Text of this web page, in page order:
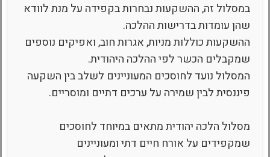
במסלול זה, ההשקעות נבחרות בקפידה על מנת לוודא
שהן עומדות בדרישות ההלכה.
ההשקעות כוללות מניות, אגרות חוב, ואפיקים נוספים
שמקבלים הכשר לפי ההלכה היהודית.
המסלול נועד לחוסכים המעוניינים לשלב בין השקעה
פיננסית לבין שמירה על ערכים דתיים ומוסריים.
מסלול הלכה יהודית מתאים במיוחד לחוסכים
שמקפידים על אורח חיים דתי ומעוניינים